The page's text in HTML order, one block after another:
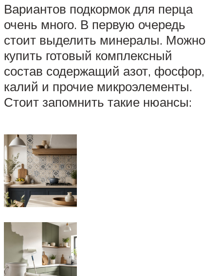
Вариантов подкормок для перца
очень много. В первую очередь
стоит выделить минералы. Можно
купить готовый комплексный
состав содержащий азот, фосфор,
калий и прочие микроэлементы.
Стоит запомнить такие нюансы: